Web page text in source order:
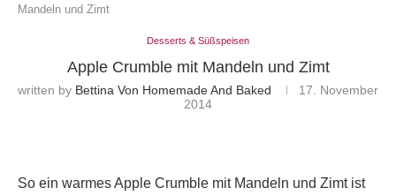
Mandeln und Zimt
Desserts & Süßspeisen
Apple Crumble mit Mandeln und Zimt
written by Bettina Von Homemade And Baked
17. November
2014
So ein warmes Apple Crumble mit Mandeln und Zimt ist